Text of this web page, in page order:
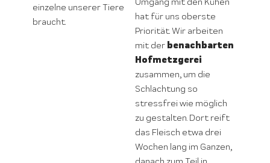
einzelne unserer Tiere
braucht.
hat für uns oberste
Priorität. Wir arbeiten
mit der benachbarten
Hofmetzgerei
zusammen, um die
Schlachtung so
stressfrei wie möglich
zu gestalten. Dort reift
das Fleisch etwa drei
Wochen lang im Ganzen,